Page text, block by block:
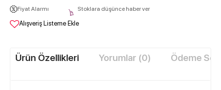
Fiyat Alarmı Stoklara düşünce haber ver
Alışveriş Listeme Ekle
Ürün Özellikleri Yorumlar (0) Ödeme